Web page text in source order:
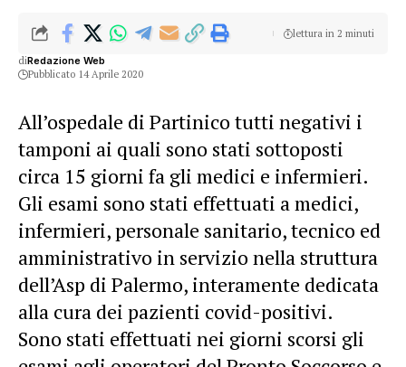
diRedazione Web
Pubblicato 14 Aprile 2020
lettura in 2 minuti
All’ospedale di Partinico tutti negativi i
tamponi ai quali sono stati sottoposti
circa 15 giorni fa gli medici e infermieri.
Gli esami sono stati effettuati a medici,
infermieri, personale sanitario, tecnico ed
amministrativo in servizio nella struttura
dell’Asp di Palermo, interamente dedicata
alla cura dei pazienti covid-positivi.
Sono stati effettuati nei giorni scorsi gli